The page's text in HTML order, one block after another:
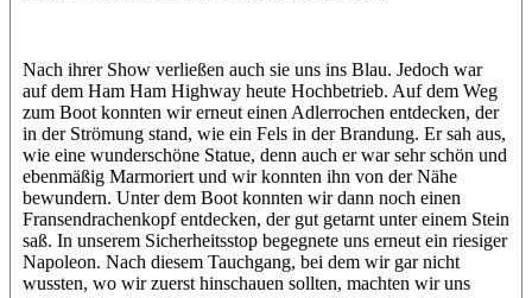
Nach ihrer Show verließen auch sie uns ins Blau. Jedoch war
auf dem Ham Ham Highway heute Hochbetrieb. Auf dem Weg
zum Boot konnten wir erneut einen Adlerrochen entdecken, der
in der Strömung stand, wie ein Fels in der Brandung. Er sah aus,
wie eine wunderschöne Statue, denn auch er war sehr schön und
ebenmäßig Marmoriert und wir konnten ihn von der Nähe
bewundern. Unter dem Boot konnten wir dann noch einen
Fransendrachenkopf entdecken, der gut getarnt unter einem Stein
saß. In unserem Sicherheitsstop begegnete uns erneut ein riesiger
Napoleon. Nach diesem Tauchgang, bei dem wir gar nicht
wussten, wo wir zuerst hinschauen sollten, machten wir uns